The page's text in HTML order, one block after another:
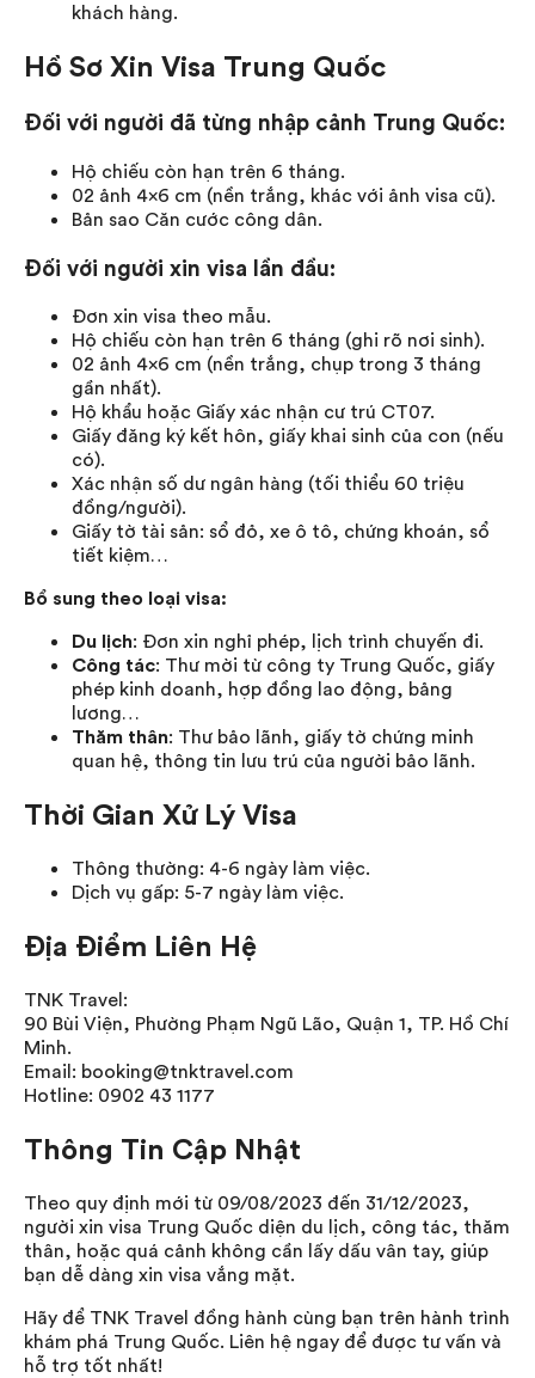
khách hàng.
Hồ Sơ Xin Visa Trung Quốc
Đối với người đã từng nhập cảnh Trung Quốc:
Hộ chiếu còn hạn trên 6 tháng.
02 ảnh 4×6 cm (nền trắng, khác với ảnh visa cũ).
Bản sao Căn cước công dân.
Đối với người xin visa lần đầu:
Đơn xin visa theo mẫu.
Hộ chiếu còn hạn trên 6 tháng (ghi rõ nơi sinh).
02 ảnh 4×6 cm (nền trắng, chụp trong 3 tháng
gần nhất).
Hộ khẩu hoặc Giấy xác nhận cư trú CT07.
Giấy đăng ký kết hôn, giấy khai sinh của con (nếu
có).
Xác nhận số dư ngân hàng (tối thiểu 60 triệu
đồng/người).
Giấy tờ tài sản: sổ đỏ, xe ô tô, chứng khoán, sổ
tiết kiệm…
Bổ sung theo loại visa:
Du lịch: Đơn xin nghỉ phép, lịch trình chuyến đi.
Công tác: Thư mời từ công ty Trung Quốc, giấy
phép kinh doanh, hợp đồng lao động, bảng
lương…
Thăm thân: Thư bảo lãnh, giấy tờ chứng minh
quan hệ, thông tin lưu trú của người bảo lãnh.
Thời Gian Xử Lý Visa
Thông thường: 4-6 ngày làm việc.
Dịch vụ gấp: 5-7 ngày làm việc.
Địa Điểm Liên Hệ
TNK Travel:
90 Bùi Viện, Phường Phạm Ngũ Lão, Quận 1, TP. Hồ Chí
Minh.
Email: booking@tnktravel.com
Hotline: 0902 43 1177
Thông Tin Cập Nhật
Theo quy định mới từ 09/08/2023 đến 31/12/2023,
người xin visa Trung Quốc diện du lịch, công tác, thăm
thân, hoặc quá cảnh không cần lấy dấu vân tay, giúp
bạn dễ dàng xin visa vắng mặt.
Hãy để TNK Travel đồng hành cùng bạn trên hành trình
khám phá Trung Quốc. Liên hệ ngay để được tư vấn và
hỗ trợ tốt nhất!